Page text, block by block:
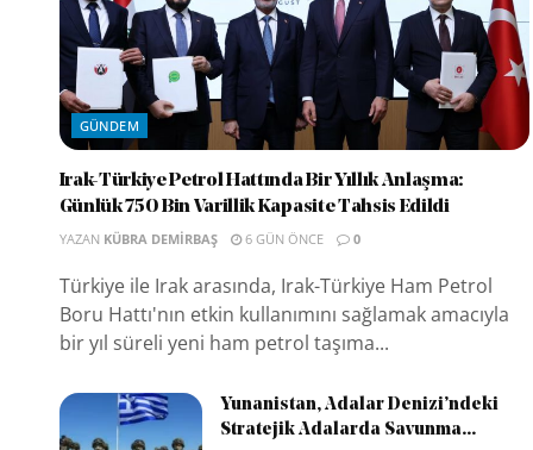
GÜNDEM
Irak-Türkiye Petrol Hattında Bir Yıllık Anlaşma:
Günlük 750 Bin Varillik Kapasite Tahsis Edildi
YAZAN KÜBRA DEMIRBAŞ 6 GÜN ÖNCE 0
Türkiye ile Irak arasında, Irak-Türkiye Ham Petrol
Boru Hattı'nın etkin kullanımını sağlamak amacıyla
bir yıl süreli yeni ham petrol taşıma...
Yunanistan, Adalar Denizi’ndeki
Stratejik Adalarda Savunma...